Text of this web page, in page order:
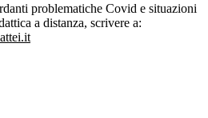
problematiche Covid e situazioni
a distanza, scrivere a: